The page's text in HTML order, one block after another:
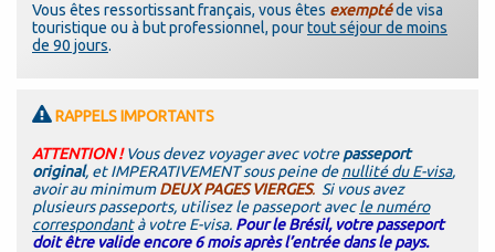
Vous êtes ressortissant français, vous êtes exemptéde visa
touristique ou à but professionnel, pourtout séjour de moins
de 90 jours.
RAPPELS IMPORTANTS
ATTENTION ! Vous devez voyager avec votrepasseport
original, etIMPERATIVEMENTsous peine denullité du E-visa,
avoir au minimumDEUX PAGES VIERGES. Si vous avez
plusieurs passeports, utilisez le passeport avecle numéro
correspondantà votre E-visa. Pour le Brésil, votre passeport
doit être valide encore 6 mois après l’entrée dans le pays.